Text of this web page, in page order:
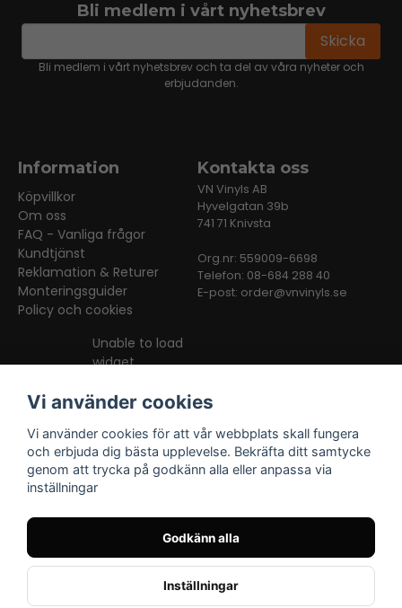
Bli medlem i vårt nyhetsbrev
email Skicka
Bli medlem i vårt nyhetsbrev och ta del av våra nyheter och
erbjudanden.
Information
Köpvillkor
Om oss
FAQ - Vanliga frågor
Kundtjänst
Reklamation & Returer
Monteringsguider
Policy och cookies
Kontakta oss
VN Vinyls AB
Hyvelgatan 39b
741 71 Knivsta
Org.nr: 559009-6698
Telefon: 08-684 288 40
E-post: order@vnvinyls.se
Unable to load
widget
Vi använder cookies
Vi använder cookies för att vår webbplats skall fungera
och erbjuda dig bästa upplevelse. Bekräfta ditt samtycke
genom att trycka på godkänn alla eller anpassa via
inställningar
Godkänn alla
Inställningar